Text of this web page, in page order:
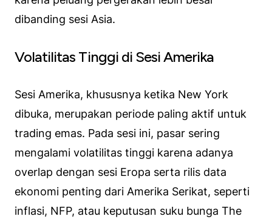
dibanding sesi Asia.
Volatilitas Tinggi di Sesi Amerika
Sesi Amerika, khususnya ketika New York
dibuka, merupakan periode paling aktif untuk
trading emas. Pada sesi ini, pasar sering
mengalami volatilitas tinggi karena adanya
overlap dengan sesi Eropa serta rilis data
ekonomi penting dari Amerika Serikat, seperti
inflasi, NFP, atau keputusan suku bunga The